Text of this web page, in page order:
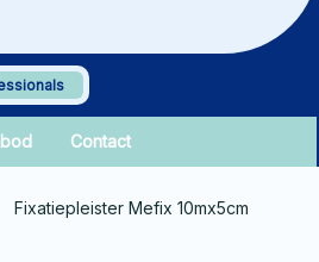
Contact
Fixatiepleister Mefix 10mx5cm